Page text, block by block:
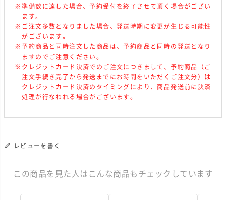
準備数に達した場合、予約受付を終了させて頂く場合がござい
ます。
ご注文多数となりました場合、発送時期に変更が生じる可能性
がございます。
予約商品と同時注文した商品は、予約商品と同時の発送となり
ますのでご注意ください。
クレジットカード決済でのご注文につきまして、予約商品（ご
注文手続き完了から発送までにお時間をいただくご注文分）は
クレジットカード決済のタイミングにより、商品発送前に決済
処理が行なわれる場合がございます。
レビューを書く
この商品を見た人はこんな商品もチェックしています